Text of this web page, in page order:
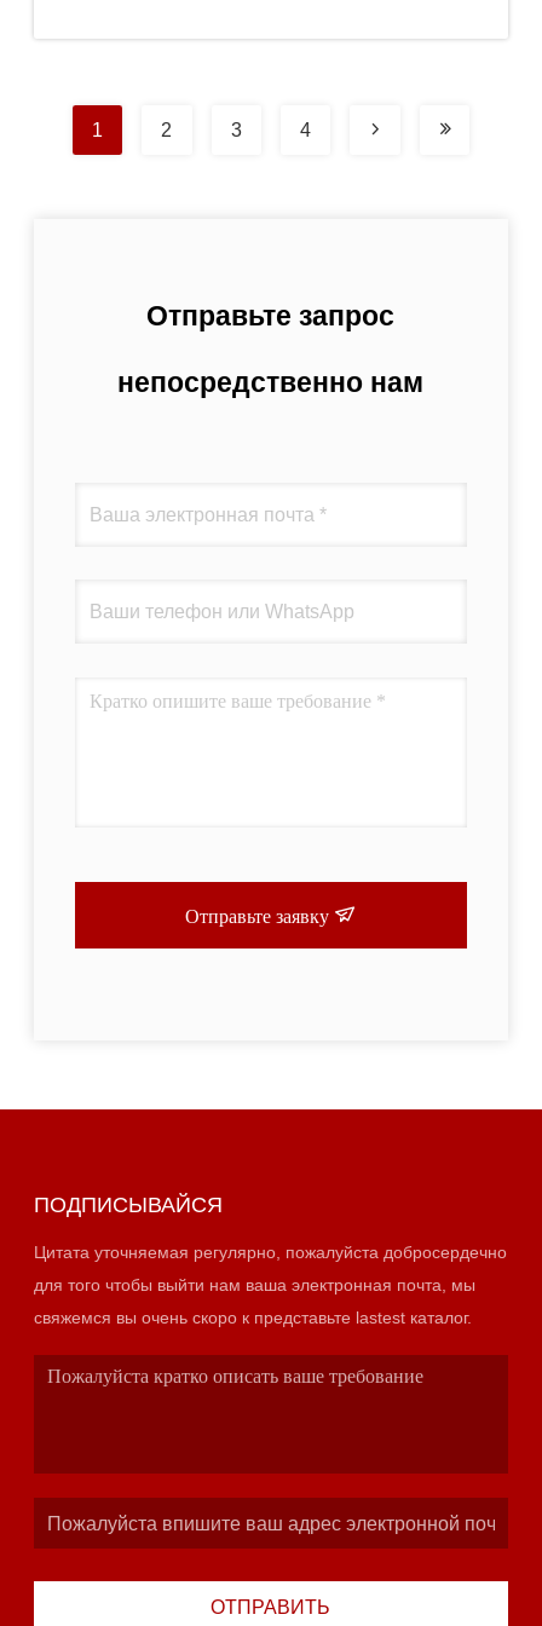
1 2 3 4
Отправьте запрос
непосредственно нам
Отправьте заявку
ПОДПИСЫВАЙСЯ
Цитата уточняемая регулярно, пожалуйста добросердечно
для того чтобы выйти нам ваша электронная почта, мы
свяжемся вы очень скоро к представьте lastest каталог.
ОТПРАВИТЬ